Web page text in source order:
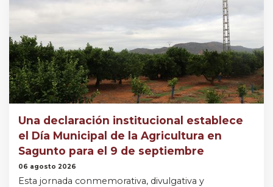
Una declaración institucional establece
el Día Municipal de la Agricultura en
Sagunto para el 9 de septiembre
06 agosto 2026
Esta jornada conmemorativa, divulgativa y